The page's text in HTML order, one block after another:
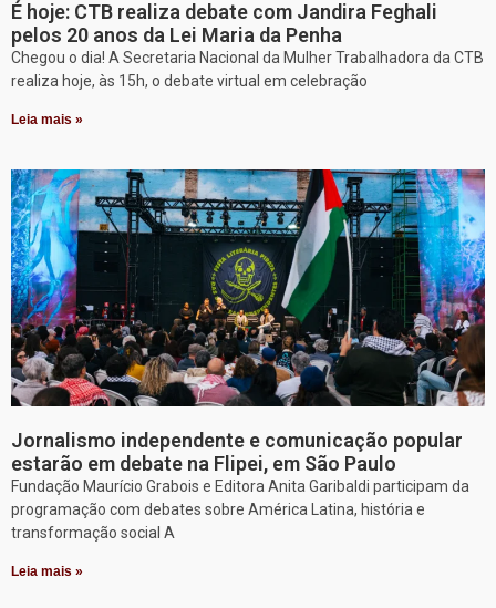
É hoje: CTB realiza debate com Jandira Feghali
pelos 20 anos da Lei Maria da Penha
Chegou o dia! A Secretaria Nacional da Mulher Trabalhadora da CTB
realiza hoje, às 15h, o debate virtual em celebração
Leia mais »
Jornalismo independente e comunicação popular
estarão em debate na Flipei, em São Paulo
Fundação Maurício Grabois e Editora Anita Garibaldi participam da
programação com debates sobre América Latina, história e
transformação social A
Leia mais »